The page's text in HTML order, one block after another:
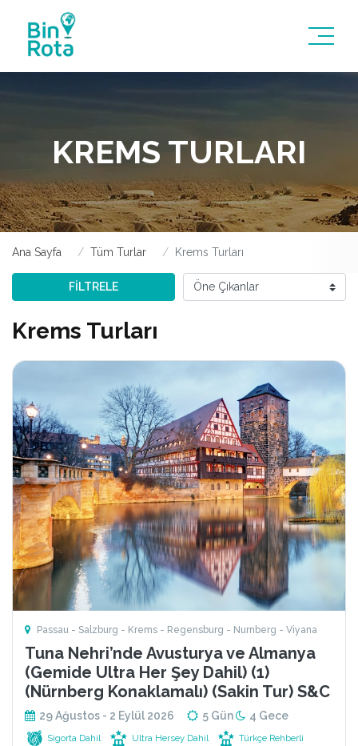
KREMS TURLARI
Ana Sayfa Tüm Turlar Krems Turları
FİLTRELE
Krems Turları
Passau - Salzburg - Krems - Regensburg - Nurnberg - Viyana
Tuna Nehri’nde Avusturya ve Almanya
(Gemide Ultra Her Şey Dahil) (1)
(Nürnberg Konaklamalı) (Sakin Tur) S&C
29 Ağustos - 2 Eylül 2026 5 Gün 4 Gece
Sigorta Dahil Ultra Hersey Dahil Türkçe Rehberli